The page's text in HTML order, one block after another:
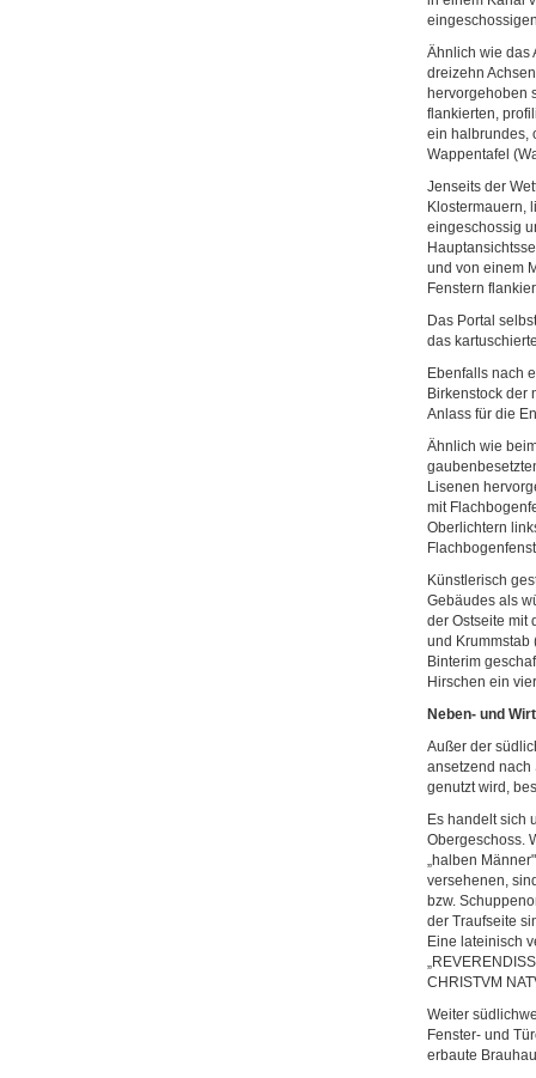
Ähnlich wie das
dreizehn
hervorgehoben
flankierten,
ein halbrundes,
Wappentafel
Jenseits der
Klostermauern,
eingeschossig
und von einem
Fenstern
Das Portal
das
Ebenfalls nach
Birkenstock der
Anlass für die
Ähnlich wie
Lisenen
mit
Oberlichtern
Künstlerisch
Gebäudes als
der Ostseite mit
und Krummstab
Binterim
Hirschen ein
Neben- und
Außer der
ansetzend nach
genutzt wird,
Es handelt sich
Obergeschoss.
„halben
versehenen,
bzw.
der Traufseite
Eine lateinisch
CHRISTVM
Weiter
Fenster- und
erbaute